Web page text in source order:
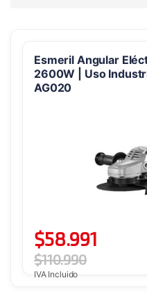
Esmeril Angular
2600W | Uso
AG020
$58.991
$110.990
IVA Incluido